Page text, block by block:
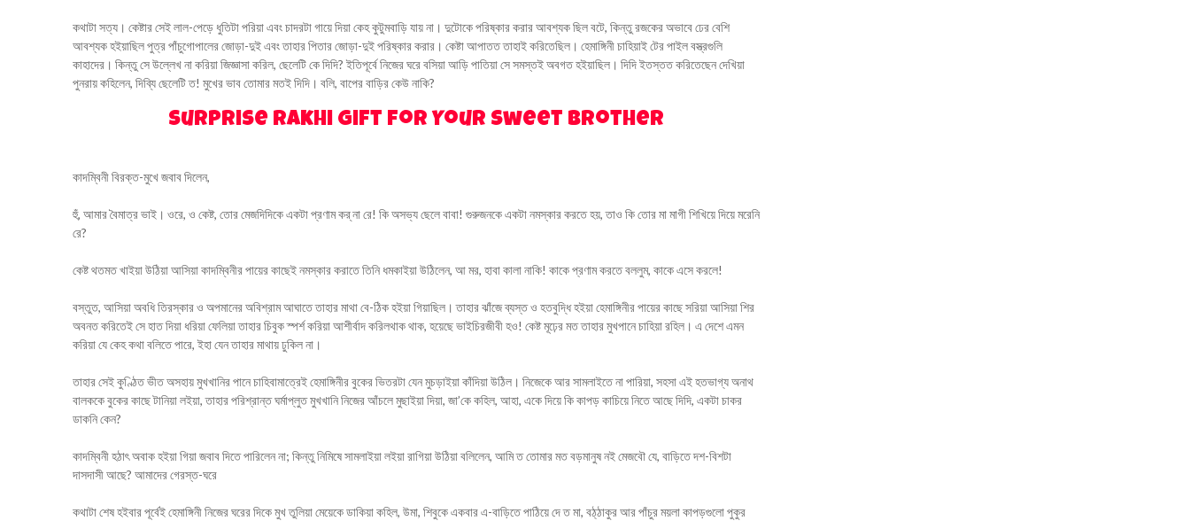
কথাটা সত্য। কেষ্টার সেই লাল-পেড়ে ধুতিটা পরিয়া এবং চাদরটা গায়ে দিয়া কেহ কুটুমবাড়ি যায় না। দুটোকে পরিষ্কার করার আবশ্যক ছিল বটে, কিন্তু রজকের অভাবে ঢের বেশি
আবশ্যক হইয়াছিল পুত্র পাঁচুগোপালের জোড়া-দুই এবং তাহার পিতার জোড়া-দুই পরিষ্কার করার। কেষ্টা আপাতত তাহাই করিতেছিল। হেমাঙ্গিনী চাহিয়াই টের পাইল বস্ত্রগুলি
কাহাদের। কিন্তু সে উল্লেখ না করিয়া জিজ্ঞাসা করিল, ছেলেটি কে দিদি? ইতিপূর্বে নিজের ঘরে বসিয়া আড়ি পাতিয়া সে সমস্তই অবগত হইয়াছিল। দিদি ইতস্তত করিতেছেন দেখিয়া
পুনরায় কহিলেন, দিব্যি ছেলেটি ত! মুখের ভাব তোমার মতই দিদি। বলি, বাপের বাড়ির কেউ নাকি?
Surprise Rakhi Gift for Your Sweet Brother
কাদম্বিনী বিরক্ত-মুখে জবাব দিলেন,
হুঁ, আমার বৈমাত্র ভাই। ওরে, ও কেষ্ট, তোর মেজদিদিকে একটা প্রণাম কর্‌ না রে! কি অসভ্য ছেলে বাবা! গুরুজনকে একটা নমস্কার করতে হয়, তাও কি তোর মা মাগী শিখিয়ে দিয়ে মরেনি
রে?
কেষ্ট থতমত খাইয়া উঠিয়া আসিয়া কাদম্বিনীর পায়ের কাছেই নমস্কার করাতে তিনি ধমকাইয়া উঠিলেন, আ মর, হাবা কালা নাকি! কাকে প্রণাম করতে বললুম, কাকে এসে করলে!
বস্তুত, আসিয়া অবধি তিরস্কার ও অপমানের অবিশ্রাম আঘাতে তাহার মাথা বে-ঠিক হইয়া গিয়াছিল। তাহার ঝাঁজে ব্যস্ত ও হতবুদ্ধি হইয়া হেমাঙ্গিনীর পায়ের কাছে সরিয়া আসিয়া শির
অবনত করিতেই সে হাত দিয়া ধরিয়া ফেলিয়া তাহার চিবুক স্পর্শ করিয়া আশীর্বাদ করিলথাক থাক, হয়েছে ভাইচিরজীবী হও! কেষ্ট মূঢ়ের মত তাহার মুখপানে চাহিয়া রহিল। এ দেশে এমন
করিয়া যে কেহ কথা বলিতে পারে, ইহা যেন তাহার মাথায় ঢুকিল না।
তাহার সেই কুণ্ঠিত ভীত অসহায় মুখখানির পানে চাহিবামাত্রেই হেমাঙ্গিনীর বুকের ভিতরটা যেন মুচড়াইয়া কাঁদিয়া উঠিল। নিজেকে আর সামলাইতে না পারিয়া, সহসা এই হতভাগ্য অনাথ
বালককে বুকের কাছে টানিয়া লইয়া, তাহার পরিশ্রান্ত ঘর্মাপ্লুত মুখখানি নিজের আঁচলে মুছাইয়া দিয়া, জা’কে কহিল, আহা, একে দিয়ে কি কাপড় কাচিয়ে নিতে আছে দিদি, একটা চাকর
ডাকনি কেন?
কাদম্বিনী হঠাৎ অবাক হইয়া গিয়া জবাব দিতে পারিলেন না; কিন্তু নিমিষে সামলাইয়া লইয়া রাগিয়া উঠিয়া বলিলেন, আমি ত তোমার মত বড়মানুষ নই মেজবৌ যে, বাড়িতে দশ-বিশটা
দাসদাসী আছে? আমাদের গেরস্ত-ঘরে
কথাটা শেষ হইবার পূর্বেই হেমাঙ্গিনী নিজের ঘরের দিকে মুখ তুলিয়া মেয়েকে ডাকিয়া কহিল, উমা, শিবুকে একবার এ-বাড়িতে পাঠিয়ে দে ত মা, বঠ্‌ঠাকুর আর পাঁচুর ময়লা কাপড়গুলো পুকুর